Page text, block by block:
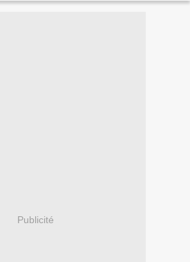
Publicité